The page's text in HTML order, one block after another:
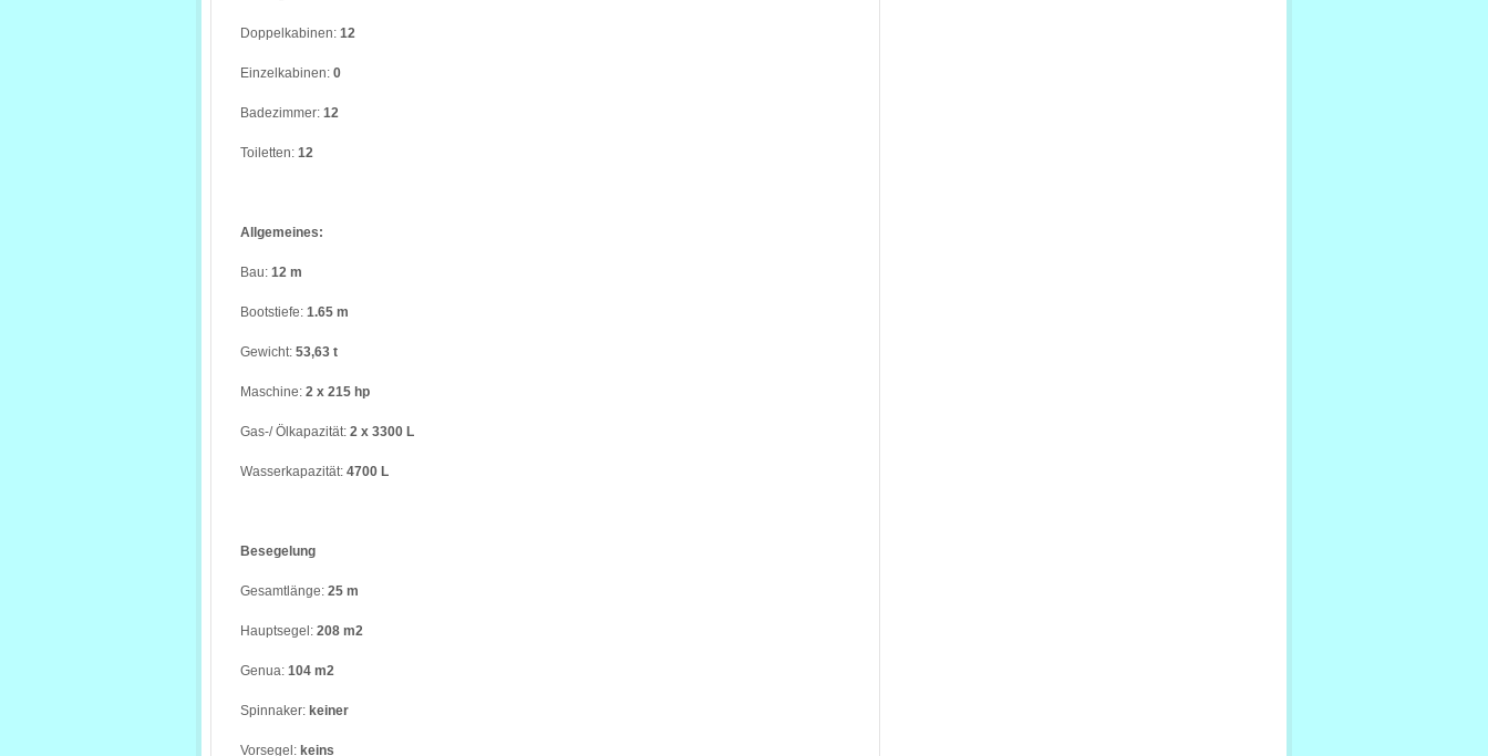
Doppelkabinen: 12
Einzelkabinen: 0
Badezimmer: 12
Toiletten: 12
Allgemeines:
Bau: 12 m
Bootstiefe: 1.65 m
Gewicht: 53,63 t
Maschine: 2 x 215 hp
Gas-/ Ölkapazität: 2 x 3300 L
Wasserkapazität: 4700 L
Besegelung
Gesamtlänge: 25 m
Hauptsegel: 208 m2
Genua: 104 m2
Spinnaker: keiner
Vorsegel: keins